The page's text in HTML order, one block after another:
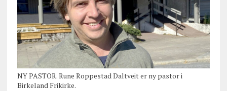
NY PASTOR. Rune Roppestad Daltveit er ny pastor i
Birkeland Frikirke.